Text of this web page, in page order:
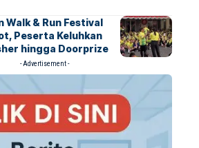
Walk & Run Festival
Peserta Keluhkan
hingga Doorprize
- Advertisement -